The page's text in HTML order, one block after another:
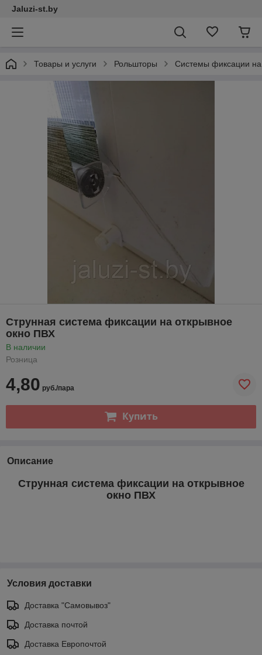
Jaluzi-st.by
Товары и услуги Рольшторы Системы фиксации на
Струнная система фиксации на открывное
окно ПВХ
В наличии
Розница
4,80 руб./пара
Купить
Описание
Струнная системафиксации на открывное
окно ПВХ
Условия доставки
Доставка "Самовывоз"
Доставка почтой
Доставка Европочтой